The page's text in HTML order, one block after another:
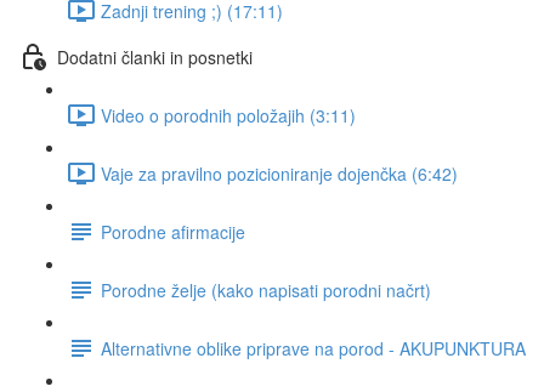
Zadnji trening ;) (17:11)
Dodatni članki in posnetki
Video o porodnih položajih (3:11)
Vaje za pravilno pozicioniranje dojenčka (6:42)
Porodne afirmacije
Porodne želje (kako napisati porodni načrt)
Alternativne oblike priprave na porod - AKUPUNKTURA